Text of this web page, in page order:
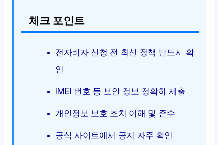
체크 포인트
전자비자 신청 전 최신 정책 반드시 확
인
IMEI 번호 등 보안 정보 정확히 제출
개인정보 보호 조치 이해 및 준수
공식 사이트에서 공지 자주 확인